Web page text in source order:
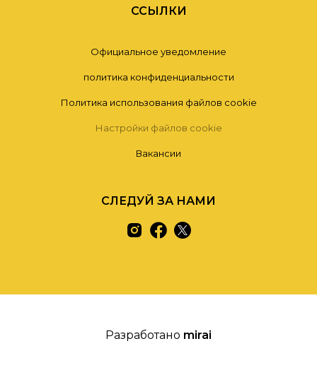
ССЫЛКИ
Официальное уведомление
политика конфиденциальности
Политика использования файлов cookie
Настройки файлов cookie
Вакансии
СЛЕДУЙ ЗА НАМИ
Разработано mirai